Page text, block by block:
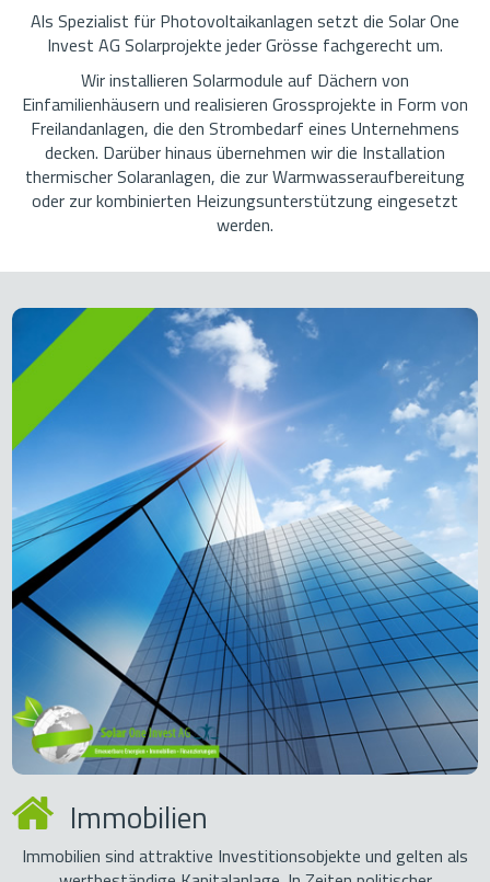
Als Spezialist für Photovoltaikanlagen setzt die Solar One
Invest AG Solarprojekte jeder Grösse fachgerecht um.
Wir installieren Solarmodule auf Dächern von
Einfamilienhäusern und realisieren Grossprojekte in Form von
Freilandanlagen, die den Strombedarf eines Unternehmens
decken. Darüber hinaus übernehmen wir die Installation
thermischer Solaranlagen, die zur Warmwasseraufbereitung
oder zur kombinierten Heizungsunterstützung eingesetzt
werden.
Immobilien
Immobilien sind attraktive Investitionsobjekte und gelten als